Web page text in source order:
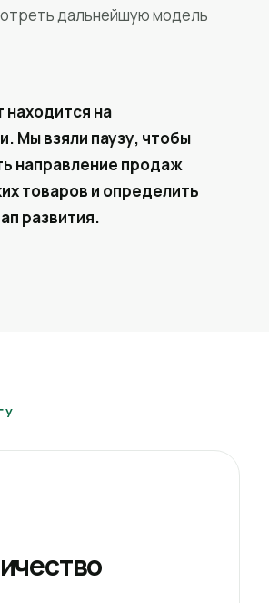
дальнейшую модель
находится на
Мы взяли паузу, чтобы
направление продаж
товаров и определить
развития.